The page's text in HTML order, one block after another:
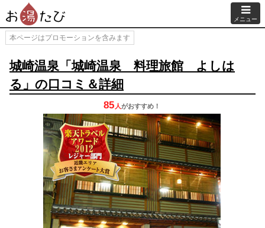
メニュー
本ページはプロモーションを含みます
城崎温泉「城崎温泉 料理旅館 よしは
る」の口コミ＆詳細
85 人がおすすめ！